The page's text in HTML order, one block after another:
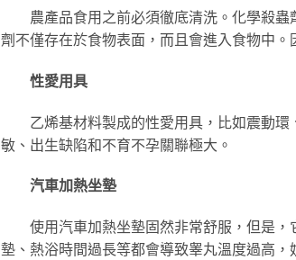
農產品食用之前必須徹底清洗。化學殺蟲
劑不僅存在於食物表面，而且會進入食物中
性愛用具
乙烯基材料製成的性愛用具，比如震動環
敏、出生缺陷和不育不孕關聯極大。
汽車加熱坐墊
使用汽車加熱坐墊固然非常舒服，但是，
墊、熱浴時間過長等都會導致睾丸溫度過高，